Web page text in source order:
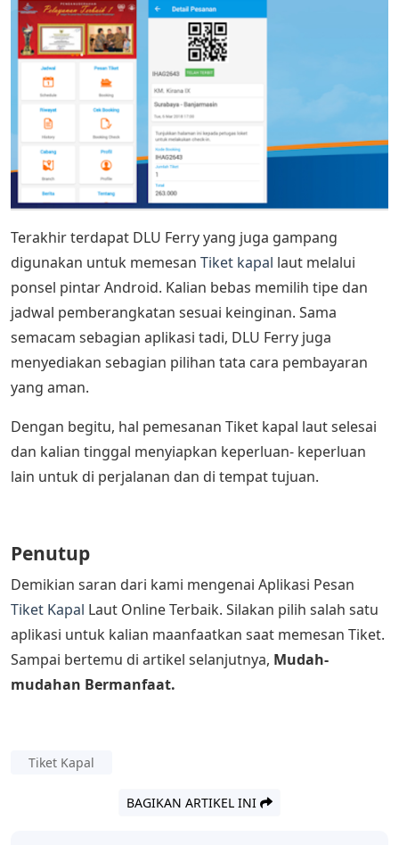
Terakhir terdapat DLU Ferry yang juga gampang
digunakan untuk memesan Tiket kapal laut melalui
ponsel pintar Android. Kalian bebas memilih tipe dan
jadwal pemberangkatan sesuai keinginan. Sama
semacam sebagian aplikasi tadi, DLU Ferry juga
menyediakan sebagian pilihan tata cara pembayaran
yang aman.
Dengan begitu, hal pemesanan Tiket kapal laut selesai
dan kalian tinggal menyiapkan keperluan- keperluan
lain untuk di perjalanan dan di tempat tujuan.
Penutup
Demikian saran dari kami mengenai Aplikasi Pesan
Tiket Kapal Laut Online Terbaik. Silakan pilih salah satu
aplikasi untuk kalian maanfaatkan saat memesan Tiket.
Sampai bertemu di artikel selanjutnya, Mudah-
mudahan Bermanfaat.
Tiket Kapal
BAGIKAN ARTIKEL INI